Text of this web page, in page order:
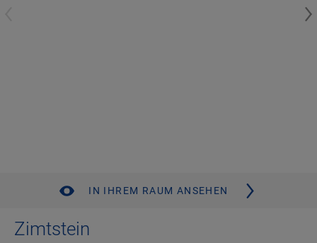
IN IHREM RAUM ANSEHEN
Zimtstein